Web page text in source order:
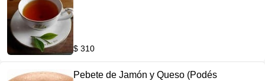
$ 310
Pebete de Jamón y Queso (Podés